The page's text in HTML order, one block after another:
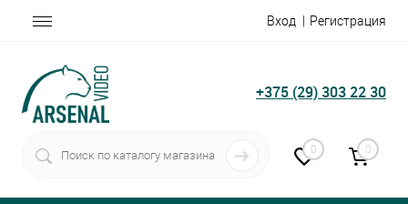
Вход Регистрация
+375 (29) 303 22 30
0 0